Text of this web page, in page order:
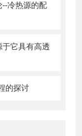
--冷热源的配
它具有高透
的探讨